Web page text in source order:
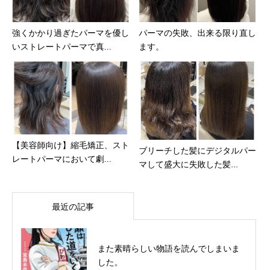
強くかかり過ぎたパーマを優し
いストレートパーマで真...
パーマの失敗、出来る限り直し
ます。
【美容師向け】縮毛矯正、スト
レートパーマにおいて劇...
ブリーチした髪にデジタルパー
マして盛大に失敗した髪...
最近の記事
また素晴らしい物語を読んでしまいま
した。